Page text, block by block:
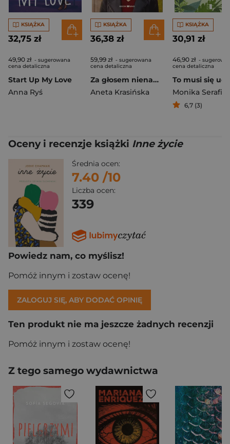
KSIĄŻKA
32,75 zł
49,90 zł - sugerowana
cena detaliczna
Start Up My Love
Anna Ryś
KSIĄŻKA
36,38 zł
59,99 zł - sugerowana
cena detaliczna
Za głosem nienawiści. Barwy uczuć. Tom 2 Duże litery
Aneta Krasińska
KSIĄŻKA
30,91 zł
46,90 zł -
cena detaliczna
To musi się
Monika Serafin
6,7 (3)
Oceny i recenzje książki Inne życie
Średnia ocen:
7.40 /10
Liczba ocen:
339
Powiedz nam, co myślisz!
Pomóż innym i zostaw ocenę!
ZALOGUJ SIĘ, ABY DODAĆ OPINIĘ
Ten produkt nie ma jeszcze żadnych recenzji
Pomóż innym i zostaw ocenę!
Z tego samego wydawnictwa